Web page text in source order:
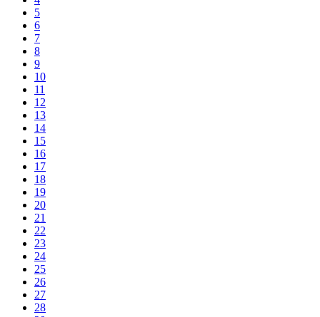
5
6
7
8
9
10
11
12
13
14
15
16
17
18
19
20
21
22
23
24
25
26
27
28